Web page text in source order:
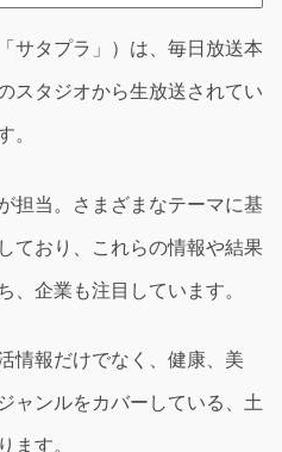
サタプラ」）は、毎日放送本
スタジオから生放送されてい
。
担当。さまざまなテーマに基
ており、これらの情報や結果
、企業も注目しています。
情報だけでなく、健康、美
ャンルをカバーしている、土
ます。